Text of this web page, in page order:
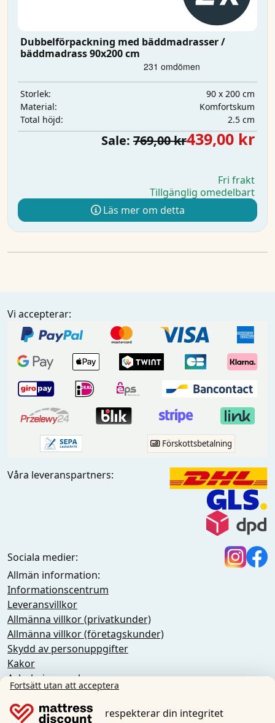
Dubbelförpackning med bäddmadrasser /
bäddmadrass 90x200 cm
Storlek:
90 x 200 cm
Material:
Komfortskum
Total höjd:
2.5 cm
Sale: 769,00 kr439,00 kr
Fri frakt
Tillgänglig omedelbart
Läs mer om detta
Vi accepterar:
Förskottsbetalning
Våra leveranspartners:
Sociala medier:
Allmän information:
Informationscentrum
Leveransvillkor
Allmänna villkor (privatkunder)
Allmänna villkor (företagskunder)
Skydd av personuppgifter
Kakor
Avbokningsregler
Tryck
Återkalla avtalet
Fortsätt utan att acceptera
respekterar din integritet